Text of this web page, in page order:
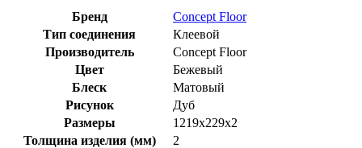
Бренд
Concept Floor
Тип соединения
Клеевой
Производитель
Concept Floor
Цвет
Бежевый
Блеск
Матовый
Рисунок
Дуб
Размеры
1219x229x2
Толщина изделия (мм)
2